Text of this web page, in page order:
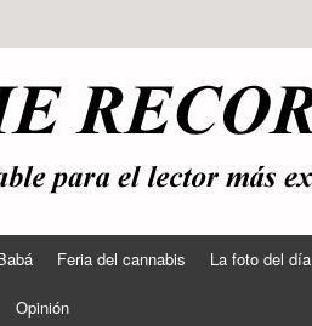
Feria del cannabis La foto del día
Opinión